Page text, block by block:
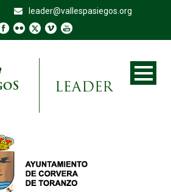
leader@vallespasiegos.org